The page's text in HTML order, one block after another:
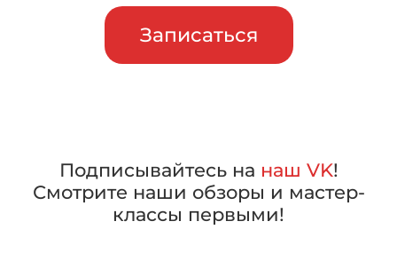
Записаться
Подписывайтесь на наш VK!
Смотрите наши обзоры и мастер-
классы первыми!